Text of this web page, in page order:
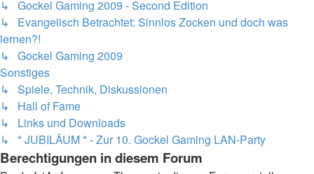
↳ Gockel Gaming 2009 - Second Edition
↳ Evangelisch Betrachtet: Sinnlos Zocken und doch was
lernen?!
↳ Gockel Gaming 2009
Sonstiges
↳ Spiele, Technik, Diskussionen
↳ Hall of Fame
↳ Links und Downloads
↳ * JUBILÄUM * - Zur 10. Gockel Gaming LAN-Party
Berechtigungen in diesem Forum